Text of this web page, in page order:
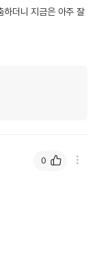
하더니 지금은 아주 잘
0